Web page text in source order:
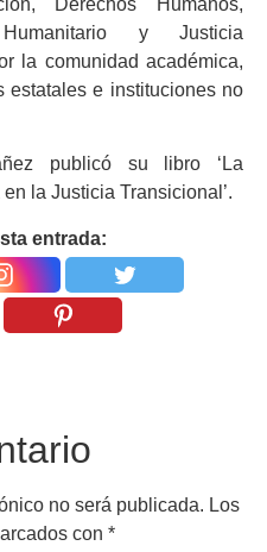
Derechos Humanos,
y Justicia
la comunidad académica,
estatales e instituciones no
publicó su libro ‘La
la Justicia Transicional’.
entrada:
no será publicada. Los
con *